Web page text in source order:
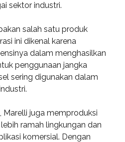
sektor industri.
salah satu produk
ini dikenal karena
dalam menghasilkan
penggunaan jangka
sering digunakan dalam
Marelli juga memproduksi
ramah lingkungan dan
komersial. Dengan